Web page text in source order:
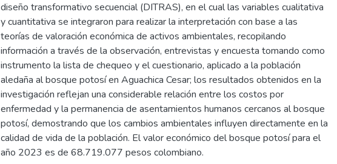
diseño transformativo secuencial (DITRAS), en el cual las variables cualitativa
y cuantitativa se integraron para realizar la interpretación con base a las
teorías de valoración económica de activos ambientales, recopilando
información a través de la observación, entrevistas y encuesta tomando como
instrumento la lista de chequeo y el cuestionario, aplicado a la población
aledaña al bosque potosí en Aguachica Cesar; los resultados obtenidos en la
investigación reflejan una considerable relación entre los costos por
enfermedad y la permanencia de asentamientos humanos cercanos al bosque
potosí, demostrando que los cambios ambientales influyen directamente en la
calidad de vida de la población. El valor económico del bosque potosí para el
año 2023 es de 68.719.077 pesos colombiano.